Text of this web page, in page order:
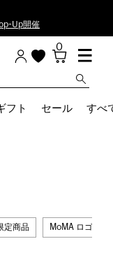
Up開催
0
フト セール すべ
定商品 MoMA ロゴ